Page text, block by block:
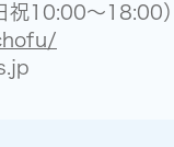
祝10:00～18:00）